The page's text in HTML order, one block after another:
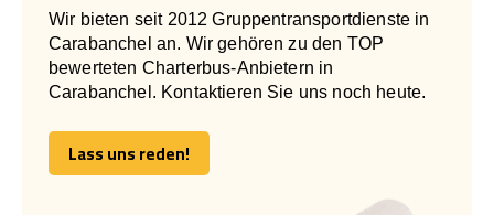
Wir bieten seit 2012 Gruppentransportdienste in
Carabanchel an. Wir gehören zu den TOP
bewerteten Charterbus-Anbietern in
Carabanchel. Kontaktieren Sie uns noch heute.
Lass uns reden!
Lass uns reden!